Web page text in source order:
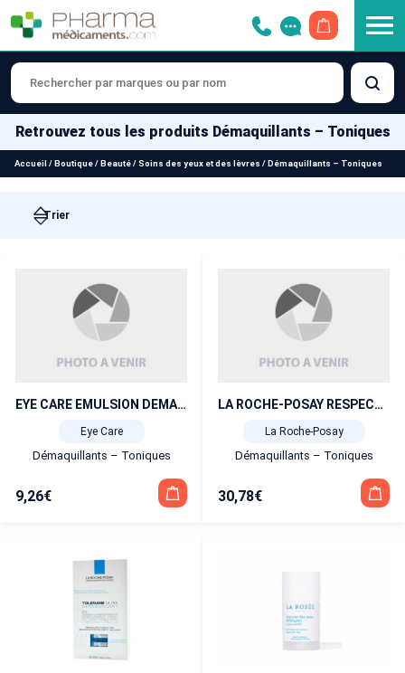
Retrouvez tous les produits Démaquillants – Toniques
Accueil / Boutique/ Beauté/Soins des yeux et des lèvres / Démaquillants – Toniques
EYE CARE EMULSION DEMAQUILLANTE POUR LES YEUX 125 ml
Eye Care
Démaquillants – Toniques
9,26€
LA ROCHE-POSAY RESPECTISSIME DEMAQUILLANT YEUX WATERPROOF lot de 2
La Roche-Posay
Démaquillants – Toniques
30,78€